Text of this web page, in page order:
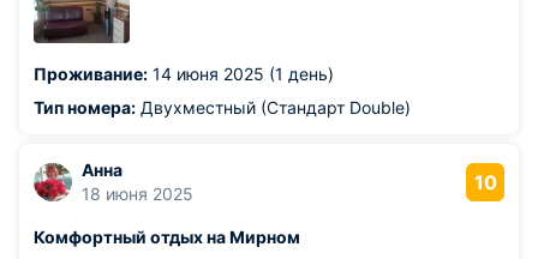
колбасы,сыра, огурцов,помидоров, яйца вареные,
кексики ,печенье.
уже давно не было в номерах.
Проживание: 14 июня 2025 (1 день)
Тип номера: Двухместный (Стандарт Double)
Анна
18 июня 2025
10
Комфортный отдых на Мирном